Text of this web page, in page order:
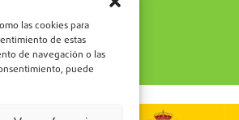
las cookies para
de estas
de navegación o las
puede